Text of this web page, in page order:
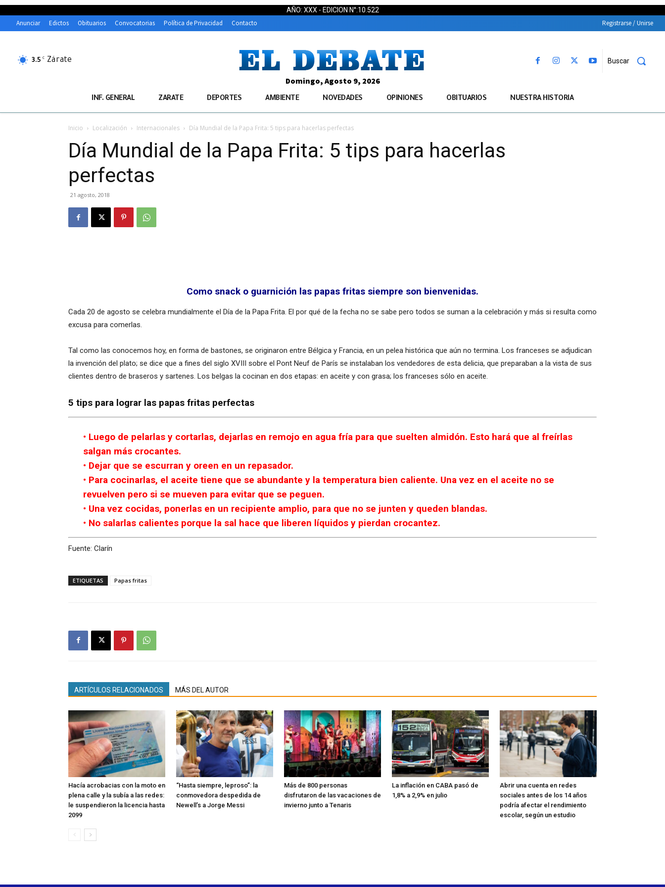
AÑO: XXX - EDICION N°:10.522
Anunciar Edictos Obituarios Convocatorias Política de Privacidad Contacto Registrarse / Unirse
3.5 C Zárate Buscar
Domingo, Agosto 9, 2026
INF. GENERAL ZARATE DEPORTES AMBIENTE NOVEDADES OPINIONES OBITUARIOS NUESTRA HISTORIA
Inicio Localización Internacionales Día Mundial de la Papa Frita: 5 tips para hacerlas perfectas
Día Mundial de la Papa Frita: 5 tips para hacerlas
perfectas
21 agosto, 2018
Como snack o guarnición las papas fritas siempre son bienvenidas.
Cada 20 de agosto se celebra mundialmente el Día de la Papa Frita. El por qué de la fecha no se sabe pero todos se suman a la celebración y más si resulta como
excusa para comerlas.
Tal como las conocemos hoy, en forma de bastones, se originaron entre Bélgica y Francia, en un pelea histórica que aún no termina. Los franceses se adjudican
la invención del plato; se dice que a fines del siglo XVIII sobre el Pont Neuf de París se instalaban los vendedores de esta delicia, que preparaban a la vista de sus
clientes dentro de braseros y sartenes.​ Los belgas la cocinan en dos etapas: en aceite y con grasa; los franceses sólo en aceite.
5 tips para lograr las papas fritas perfectas
• Luego de pelarlas y cortarlas, dejarlas en remojo en agua fría para que suelten almidón. Esto hará que al freírlas
salgan más crocantes.
• Dejar que se escurran y oreen en un repasador.
• Para cocinarlas, el aceite tiene que se abundante y la temperatura bien caliente. Una vez en el aceite no se
revuelven pero si se mueven para evitar que se peguen.
• Una vez cocidas, ponerlas en un recipiente amplio, para que no se junten y queden blandas.
• No salarlas calientes porque la sal hace que liberen líquidos y pierdan crocantez.
Fuente: Clarín
ETIQUETAS Papas fritas
ARTÍCULOS RELACIONADOS MÁS DEL AUTOR
Hacía acrobacias con la moto en
plena calle y la subía a las redes:
le suspendieron la licencia hasta
2099
“Hasta siempre, leproso”: la
conmovedora despedida de
Newell’s a Jorge Messi
Más de 800 personas
disfrutaron de las vacaciones de
invierno junto a Tenaris
La inflación en CABA pasó de
1,8% a 2,9% en julio
Abrir una cuenta en redes
sociales antes de los 14 años
podría afectar el rendimiento
escolar, según un estudio